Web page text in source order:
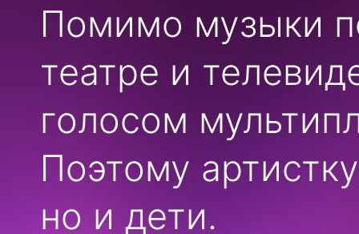
Помимо музыки
театре и
голосом
Поэтому
но и дети.